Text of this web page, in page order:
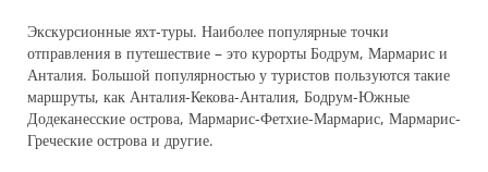
Экскурсионные яхт-туры. Наиболее популярные точки
отправления в путешествие – это курорты Бодрум, Мармарис и
Анталия. Большой популярностью у туристов пользуются такие
маршруты, как Анталия-Кекова-Анталия, Бодрум-Южные
Додеканесские острова, Мармарис-Фетхие-Мармарис, Мармарис-
Греческие острова и другие.